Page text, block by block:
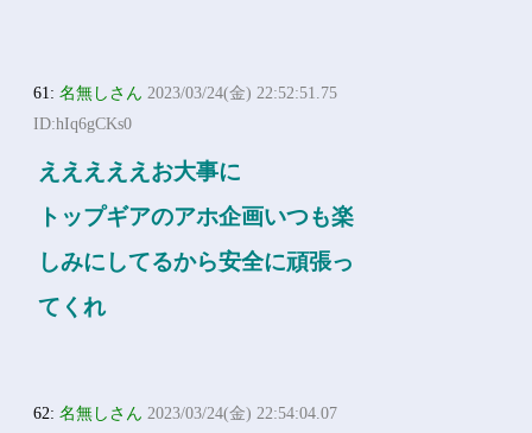
61:名無しさん 2023/03/24(金) 22:52:51.75
ID:hIq6gCKs0
えええええお大事に
トップギアのアホ企画いつも楽
しみにしてるから安全に頑張っ
てくれ
62:名無しさん 2023/03/24(金) 22:54:04.07